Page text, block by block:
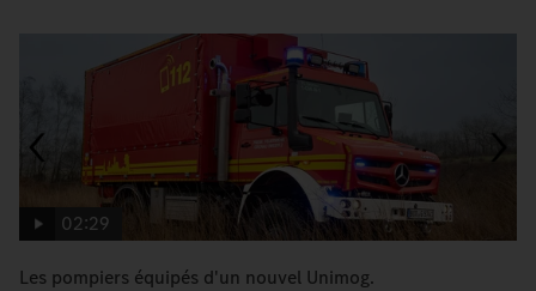
02:29
Les pompiers équipés d'un nouvel Unimog.